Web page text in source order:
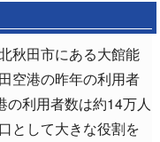
秋田市にある大館能
空港の昨年の利用者
利用者数は約14万人
として大きな役割を